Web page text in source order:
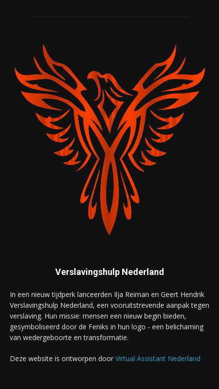
Verslavingshulp Nederland
In een nieuw tijdperk lanceerden Ilja Reiman en Geert Hendrik
Verslavingshulp Nederland, een vooruitstrevende aanpak tegen
verslaving. Hun missie: mensen een nieuw begin bieden,
gesymboliseerd door de Feniks in hun logo - een belichaming
van wedergeboorte en transformatie.
Deze website is ontworpen door Virtual Assistant Nederland